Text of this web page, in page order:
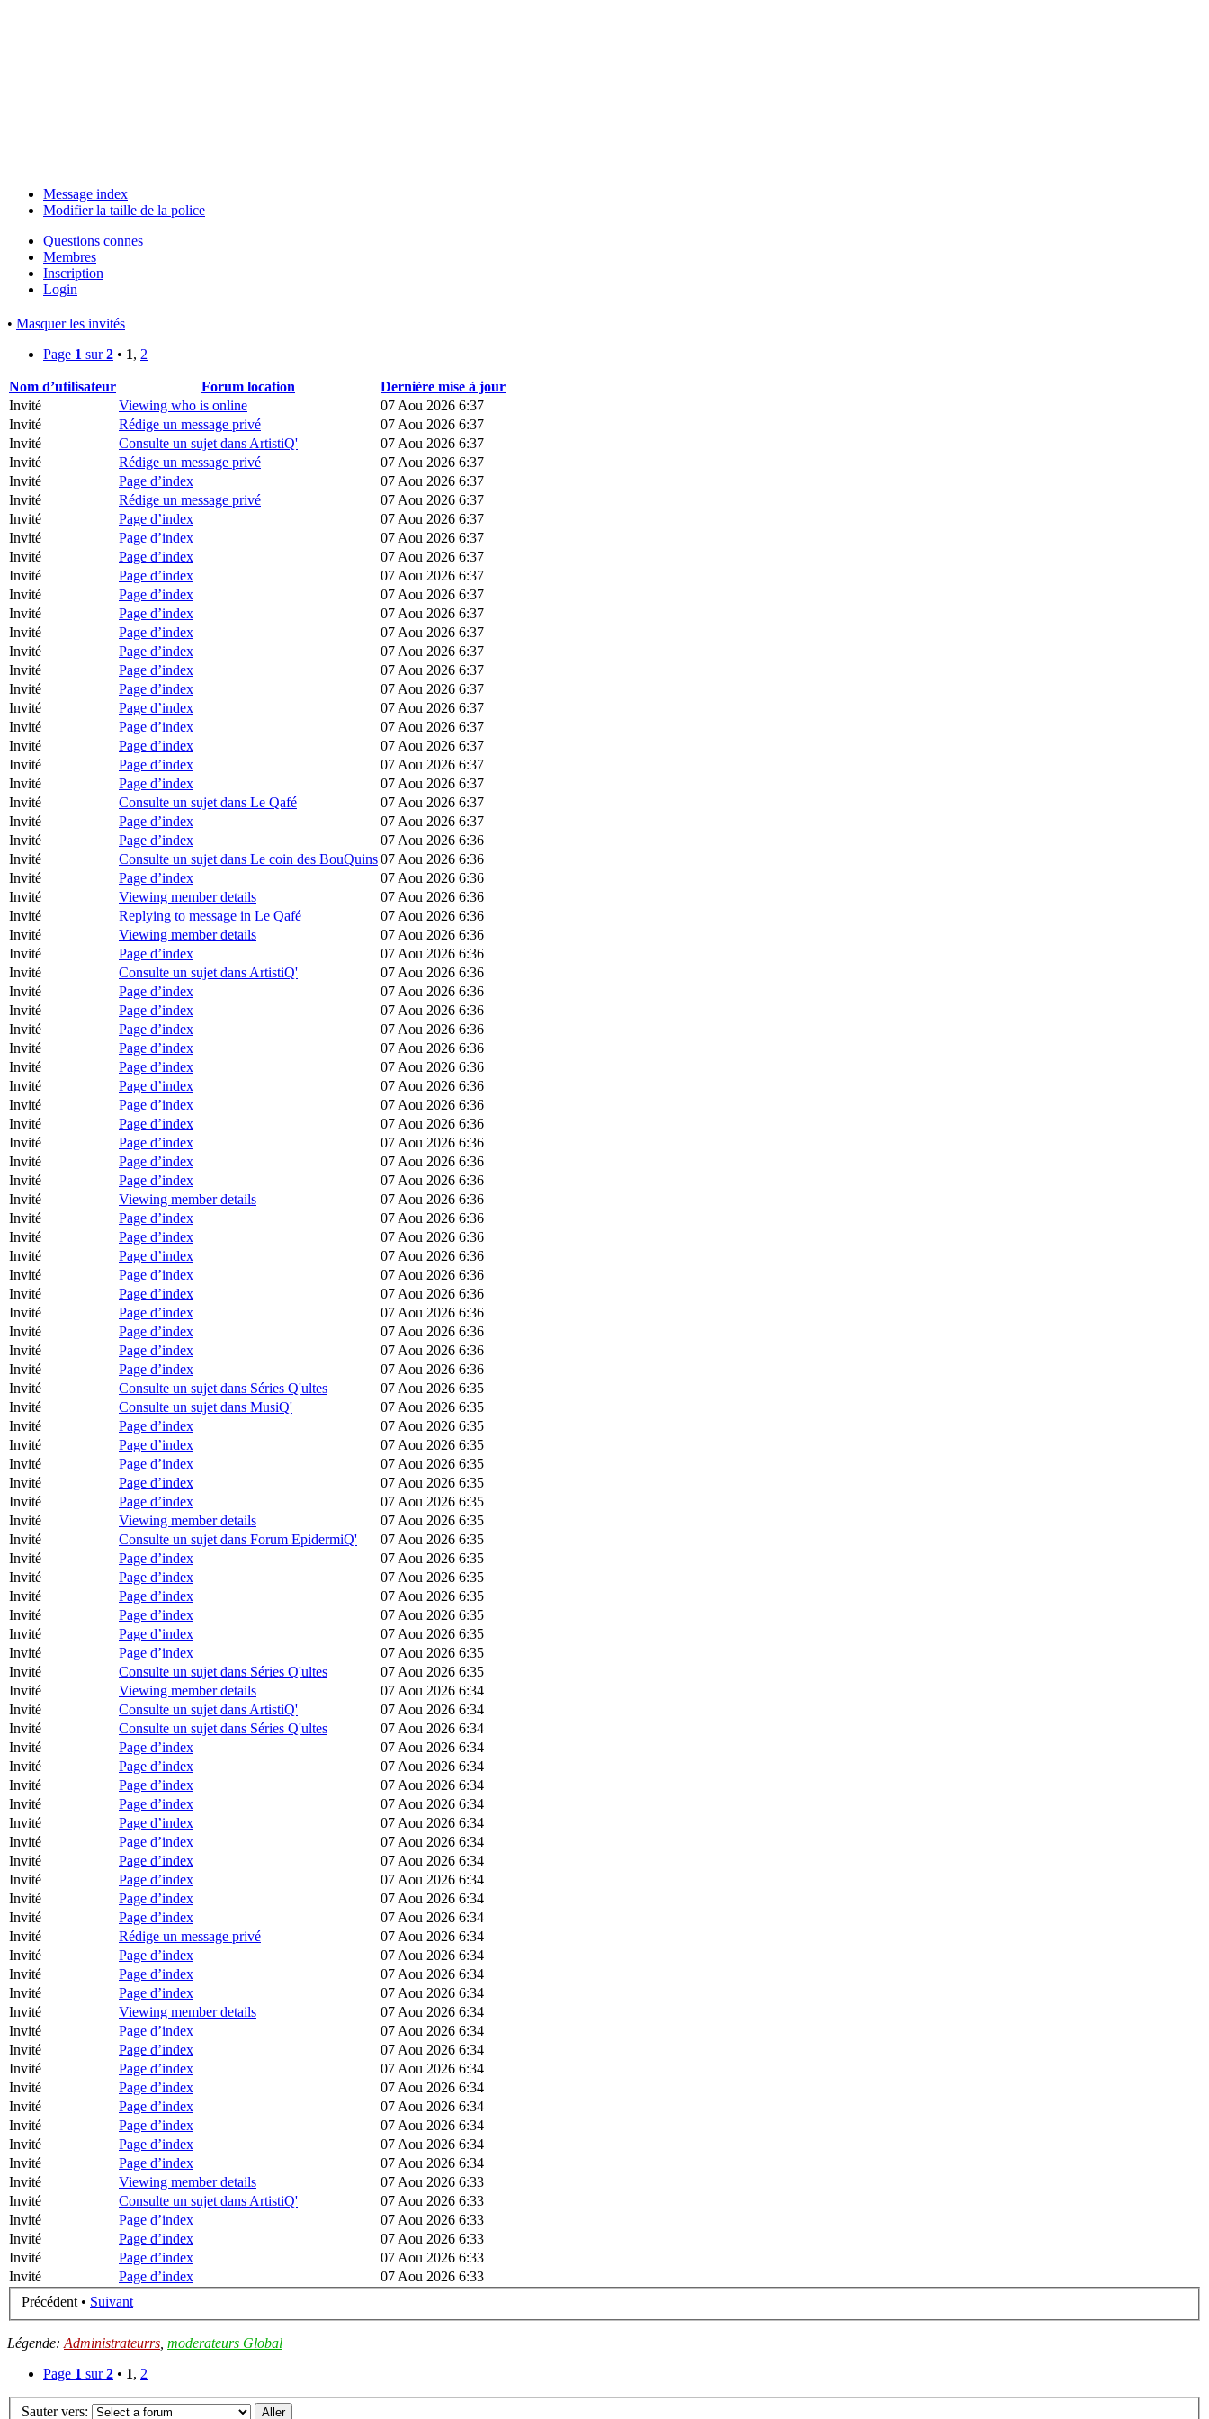
Message index
Modifier la taille de la police
Questions connes
Membres
Inscription
Login
• Masquer les invités
Page 1 sur2 • 1, 2
Nom d’utilisateur Forum location
Dernière mise à jour
Invité
Viewing who is online
07 Aou 2026 6:37
Invité
Rédige un message privé
07 Aou 2026 6:37
Invité
Consulte un sujet dans ArtistiQ'
07 Aou 2026 6:37
Invité
Rédige un message privé
07 Aou 2026 6:37
Invité
Page d’index
07 Aou 2026 6:37
Invité
Rédige un message privé
07 Aou 2026 6:37
Invité
Page d’index
07 Aou 2026 6:37
Invité
Page d’index
07 Aou 2026 6:37
Invité
Page d’index
07 Aou 2026 6:37
Invité
Page d’index
07 Aou 2026 6:37
Invité
Page d’index
07 Aou 2026 6:37
Invité
Page d’index
07 Aou 2026 6:37
Invité
Page d’index
07 Aou 2026 6:37
Invité
Page d’index
07 Aou 2026 6:37
Invité
Page d’index
07 Aou 2026 6:37
Invité
Page d’index
07 Aou 2026 6:37
Invité
Page d’index
07 Aou 2026 6:37
Invité
Page d’index
07 Aou 2026 6:37
Invité
Page d’index
07 Aou 2026 6:37
Invité
Page d’index
07 Aou 2026 6:37
Invité
Page d’index
07 Aou 2026 6:37
Invité
Consulte un sujet dans Le Qafé
07 Aou 2026 6:37
Invité
Page d’index
07 Aou 2026 6:37
Invité
Page d’index
07 Aou 2026 6:36
Invité
Consulte un sujet dans Le coin des BouQuins07 Aou 2026 6:36
Invité
Page d’index
07 Aou 2026 6:36
Invité
Viewing member details
07 Aou 2026 6:36
Invité
Replying to message in Le Qafé
07 Aou 2026 6:36
Invité
Viewing member details
07 Aou 2026 6:36
Invité
Page d’index
07 Aou 2026 6:36
Invité
Consulte un sujet dans ArtistiQ'
07 Aou 2026 6:36
Invité
Page d’index
07 Aou 2026 6:36
Invité
Page d’index
07 Aou 2026 6:36
Invité
Page d’index
07 Aou 2026 6:36
Invité
Page d’index
07 Aou 2026 6:36
Invité
Page d’index
07 Aou 2026 6:36
Invité
Page d’index
07 Aou 2026 6:36
Invité
Page d’index
07 Aou 2026 6:36
Invité
Page d’index
07 Aou 2026 6:36
Invité
Page d’index
07 Aou 2026 6:36
Invité
Page d’index
07 Aou 2026 6:36
Invité
Page d’index
07 Aou 2026 6:36
Invité
Viewing member details
07 Aou 2026 6:36
Invité
Page d’index
07 Aou 2026 6:36
Invité
Page d’index
07 Aou 2026 6:36
Invité
Page d’index
07 Aou 2026 6:36
Invité
Page d’index
07 Aou 2026 6:36
Invité
Page d’index
07 Aou 2026 6:36
Invité
Page d’index
07 Aou 2026 6:36
Invité
Page d’index
07 Aou 2026 6:36
Invité
Page d’index
07 Aou 2026 6:36
Invité
Page d’index
07 Aou 2026 6:36
Invité
Consulte un sujet dans Séries Q'ultes
07 Aou 2026 6:35
Invité
Consulte un sujet dans MusiQ'
07 Aou 2026 6:35
Invité
Page d’index
07 Aou 2026 6:35
Invité
Page d’index
07 Aou 2026 6:35
Invité
Page d’index
07 Aou 2026 6:35
Invité
Page d’index
07 Aou 2026 6:35
Invité
Page d’index
07 Aou 2026 6:35
Invité
Viewing member details
07 Aou 2026 6:35
Invité
Consulte un sujet dans Forum EpidermiQ'
07 Aou 2026 6:35
Invité
Page d’index
07 Aou 2026 6:35
Invité
Page d’index
07 Aou 2026 6:35
Invité
Page d’index
07 Aou 2026 6:35
Invité
Page d’index
07 Aou 2026 6:35
Invité
Page d’index
07 Aou 2026 6:35
Invité
Page d’index
07 Aou 2026 6:35
Invité
Consulte un sujet dans Séries Q'ultes
07 Aou 2026 6:35
Invité
Viewing member details
07 Aou 2026 6:34
Invité
Consulte un sujet dans ArtistiQ'
07 Aou 2026 6:34
Invité
Consulte un sujet dans Séries Q'ultes
07 Aou 2026 6:34
Invité
Page d’index
07 Aou 2026 6:34
Invité
Page d’index
07 Aou 2026 6:34
Invité
Page d’index
07 Aou 2026 6:34
Invité
Page d’index
07 Aou 2026 6:34
Invité
Page d’index
07 Aou 2026 6:34
Invité
Page d’index
07 Aou 2026 6:34
Invité
Page d’index
07 Aou 2026 6:34
Invité
Page d’index
07 Aou 2026 6:34
Invité
Page d’index
07 Aou 2026 6:34
Invité
Page d’index
07 Aou 2026 6:34
Invité
Rédige un message privé
07 Aou 2026 6:34
Invité
Page d’index
07 Aou 2026 6:34
Invité
Page d’index
07 Aou 2026 6:34
Invité
Page d’index
07 Aou 2026 6:34
Invité
Viewing member details
07 Aou 2026 6:34
Invité
Page d’index
07 Aou 2026 6:34
Invité
Page d’index
07 Aou 2026 6:34
Invité
Page d’index
07 Aou 2026 6:34
Invité
Page d’index
07 Aou 2026 6:34
Invité
Page d’index
07 Aou 2026 6:34
Invité
Page d’index
07 Aou 2026 6:34
Invité
Page d’index
07 Aou 2026 6:34
Invité
Page d’index
07 Aou 2026 6:34
Invité
Viewing member details
07 Aou 2026 6:33
Invité
Consulte un sujet dans ArtistiQ'
07 Aou 2026 6:33
Invité
Page d’index
07 Aou 2026 6:33
Invité
Page d’index
07 Aou 2026 6:33
Invité
Page d’index
07 Aou 2026 6:33
Invité
Page d’index
07 Aou 2026 6:33
Précédent • Suivant
Légende: Administrateurrs moderateurs Global
Page 1 sur2 • 1, 2
Sauter vers: